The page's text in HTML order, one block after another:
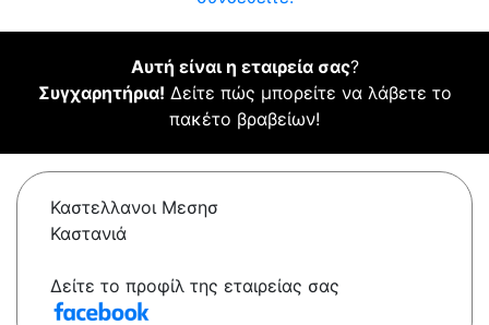
Αυτή είναι η εταιρεία σας?
Συγχαρητήρια! Δείτε πώς μπορείτε να λάβετε το
πακέτο βραβείων!
Καστελλανοι Μεσησ
Καστανιά
Δείτε το προφίλ της εταιρείας σας